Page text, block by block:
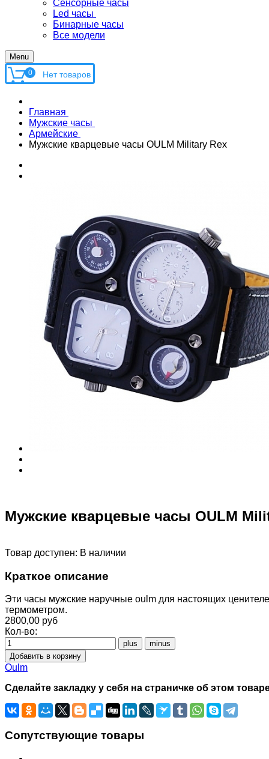
Сенсорные часы
Led часы
Бинарные часы
Все модели
Menu
0
Главная
Мужские часы
Армейские
Мужские кварцевые часы OULM Military Rex
Мужские кварцевые часы OULM
Товар доступен: В наличии
Краткое описание
Эти часы мужские наручные oulm для настоящих
термометром.
2800,00 руб
Кол-во:
Oulm
Сделайте закладку у себя на страничке об этом
Сопутствующие товары